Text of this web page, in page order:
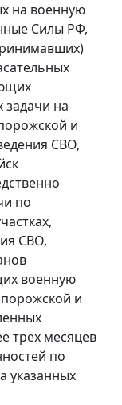
на военную
Силы РФ,
на
и
СВО,
по
СВО,
военную
и
трех месяцев
по
указанных